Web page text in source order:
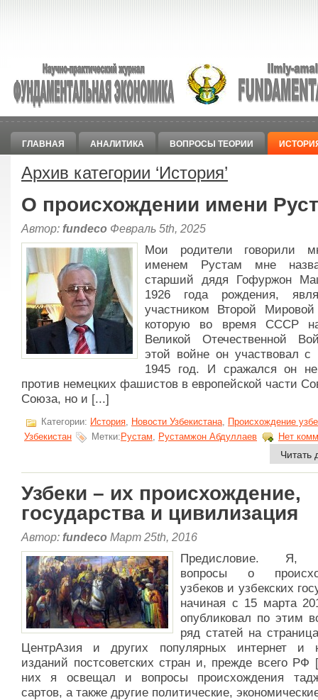
ГЛАВНАЯ АНАЛИТИКА ВОПРОСЫ ТЕОРИИ
Архив категории ‘История’
О происхождении имени
Автор: fundeco Февраль 5th, 2025
Мои родители говорили
именем Рустам мне
старший дядя Гофуржон
1926 года рождения,
участником Второй
которую во время СССР
Великой Отечественной
этой войне он участвовал с
1945 год. И сражался он не
против немецких фашистов в европейской части
Союза, но и [...]
Категории: История, Новости Узбекистана, Происхождение
Узбекистан
Метки: Рустам, Рустамжон Абдуллаев Нет
Читать
Узбеки – их происхождение,
государства и цивилизация
Автор: fundeco Март 25th, 2016
Предисловие. Я,
вопросы о
узбеков и узбекских
начиная с 15 марта
опубликовал по этим
ряд статей на
ЦентрАзия и других популярных интернет и
изданий постсоветских стран и, прежде всего РФ
них я освещал и вопросы происхождения
сартов, а также другие политические,